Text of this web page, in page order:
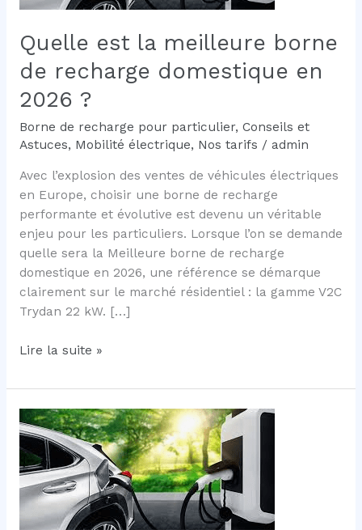
Quelle est la meilleure borne
de recharge domestique en
2026 ?
Borne de recharge pour particulier, Conseils et
Astuces, Mobilité électrique, Nos tarifs / admin
Avec l’explosion des ventes de véhicules électriques
en Europe, choisir une borne de recharge
performante et évolutive est devenu un véritable
enjeu pour les particuliers. Lorsque l’on se demande
quelle sera la Meilleure borne de recharge
domestique en 2026, une référence se démarque
clairement sur le marché résidentiel : la gamme V2C
Trydan 22 kW. […]
Quelle
la
meilleure
borne
de
recharge
domestique
en
2026
Lire la suite »